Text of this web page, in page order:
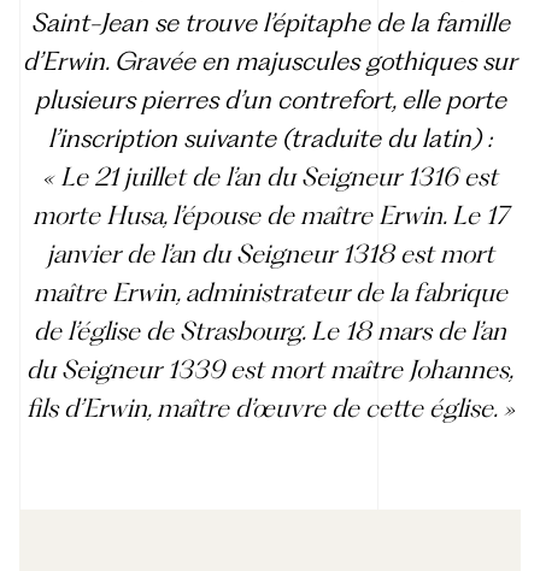
Saint-Jean se trouve l’épitaphe de la famille
d’Erwin. Gravée en majuscules gothiques sur
plusieurs pierres d’un contrefort, elle porte
l’inscription suivante (traduite du latin) :
« Le 21 juillet de l’an du Seigneur 1316 est
morte Husa, l’épouse de maître Erwin. Le 17
janvier de l’an du Seigneur 1318 est mort
maître Erwin, administrateur de la fabrique
de l’église de Strasbourg. Le 18 mars de l’an
du Seigneur 1339 est mort maître Johannes,
fils d’Erwin, maître d’œuvre de cette église. »